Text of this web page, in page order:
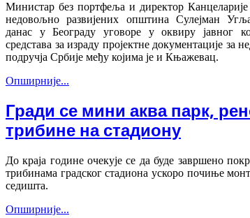
Министар без портфеља и директор Канцеларије
недовољно развијених општина Сулејман
данас у Београду уговоре у оквиру јавног
средстава за израду пројектне документације за
подручја Србије међу којима је и Књажевац.
Опширније...
Гради се мини аква парк,
трибине на стадиону
До краја године очекује се да буде завршено
трибинама градског стадиона ускоро почиње
седишта.
Опширније...